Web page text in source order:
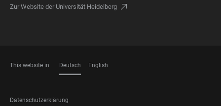
Zur Website der Universität Heidelberg
This website in Deutsch English
FOOTER
Datenschutzerklärung